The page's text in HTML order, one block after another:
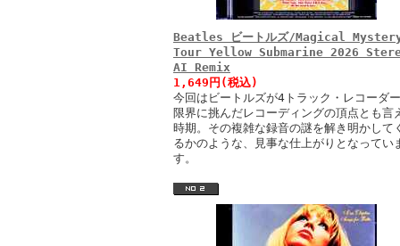
Beatles ビートルズ/Magical
Tour Yellow Submarine 2026
AI Remix
1,649円(税込)
今回はビートルズが4トラック・レコーダ
限界に挑んだレコーディングの頂点とも言
時期。その複雑な録音の謎を解き明かして
るかのような、見事な仕上がりとなってい
す。